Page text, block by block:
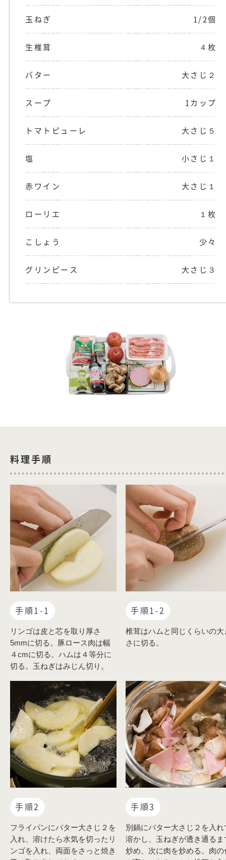
玉ねぎ 1/2個
生椎茸 ４枚
バター 大さじ２
スープ 1カップ
トマトピューレ 大さじ５
塩 小さじ１
赤ワイン 大さじ１
ローリエ １枚
こしょう 少々
グリンピース 大さじ３
料理手順
手順1-1
リンゴは皮と芯を取り厚さ
5mmに切る。豚ロース肉は幅
４cmに切る。ハムは４等分に
切る。玉ねぎはみじん切り。
手順1-2
椎茸はハムと同じくらいの大
さに切る。
手順2
フライパンにバター大さじ２を
入れ、溶けたら水気を切ったリ
ンゴを入れ、両面をさっと焼き
手順3
別鍋にバター大さじ２を入れ
溶かし、玉ねぎが透き通るま
炒め、次に肉を炒める。肉の